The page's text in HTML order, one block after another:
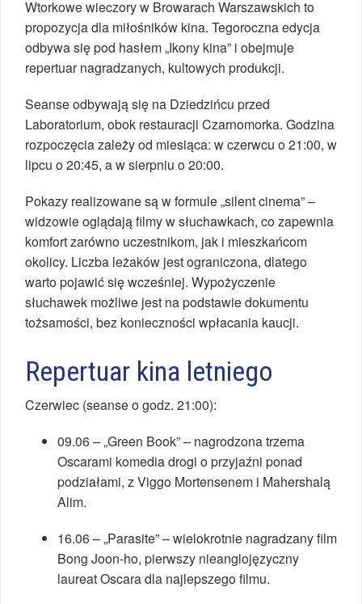
Wtorkowe wieczory w Browarach Warszawskich to
propozycja dla miłośników kina. Tegoroczna edycja
odbywa się pod hasłem „Ikony kina” i obejmuje
repertuar nagradzanych, kultowych produkcji.
Seanse odbywają się na Dziedzińcu przed
Laboratorium, obok restauracji Czarnomorka. Godzina
rozpoczęcia zależy od miesiąca: w czerwcu o 21:00, w
lipcu o 20:45, a w sierpniu o 20:00.
Pokazy realizowane są w formule „silent cinema” –
widzowie oglądają filmy w słuchawkach, co zapewnia
komfort zarówno uczestnikom, jak i mieszkańcom
okolicy. Liczba leżaków jest ograniczona, dlatego
warto pojawić się wcześniej. Wypożyczenie
słuchawek możliwe jest na podstawie dokumentu
tożsamości, bez konieczności wpłacania kaucji.
Repertuar kina letniego
Czerwiec (seanse o godz. 21:00):
09.06 – „Green Book” – nagrodzona trzema
Oscarami komedia drogi o przyjaźni ponad
podziałami, z Viggo Mortensenem i Mahershalą
Alim.
16.06 – „Parasite” – wielokrotnie nagradzany film
Bong Joon-ho, pierwszy nieanglojęzyczny
laureat Oscara dla najlepszego filmu.